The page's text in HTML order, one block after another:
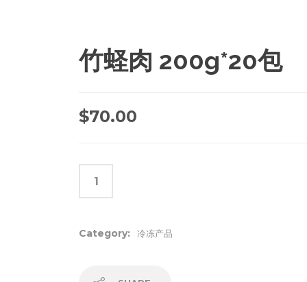
竹蛏肉 200g*20包
$70.00
Category: 冷冻产品